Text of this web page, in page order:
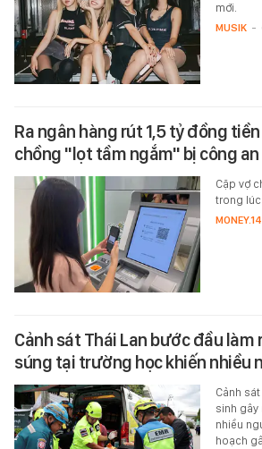
mới.
MUSIK -
Ra ngân hàng rút 1,5 tỷ đồng
chồng "lọt tầm ngắm" bị công
Cặp vợ
trong
MONEY.14
Cảnh sát Thái Lan bước đầu làm
súng tại trường học khiến nhiều
Cảnh
sinh gây
nhiều
hoạch